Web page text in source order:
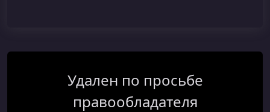
Удален по просьбе
правообладателя